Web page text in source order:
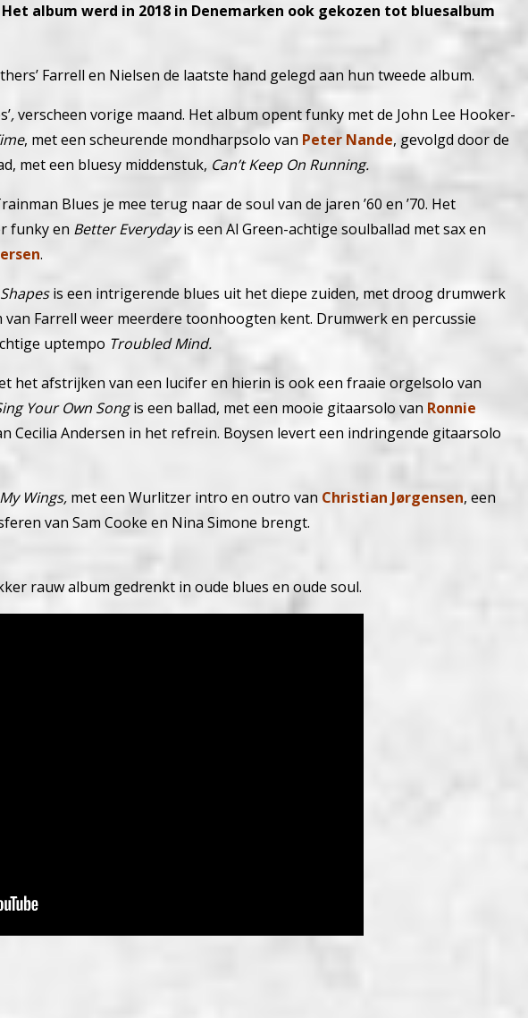
album werd in 2018 in Denemarken ook gekozen tot bluesalbum
Farrell en Nielsen de laatste hand gelegd aan hun tweede album.
,verscheen vorige maand. Het album opent funky met de John Lee Hooker-
, met een scheurende mondharpsolo van Peter Nande, gevolgd door de
met een bluesy middenstuk, Can’t Keep On Running.
Blues je mee terug naar de soul van de jaren ’60 en ’70. Het
funky en Better Everydayis een Al Green-achtige soulballad met sax en
.
is een intrigerende blues uit het diepe zuiden, met droog drumwerk
van Farrell weer meerdere toonhoogten kent. Drumwerk en percussie
uptempo Troubled Mind.
het afstrijken van een lucifer en hierin is ook een fraaie orgelsolo van
Your Own Songis een ballad, met een mooie gitaarsolo van Ronnie
Cecilia Andersen in het refrein. Boysen levert een indringende gitaarsolo
Wings, met een Wurlitzer intro en outro van Christian Jørgensen, een
van Sam Cooke en Nina Simone brengt.
rauw album gedrenkt in oude blues en oude soul.